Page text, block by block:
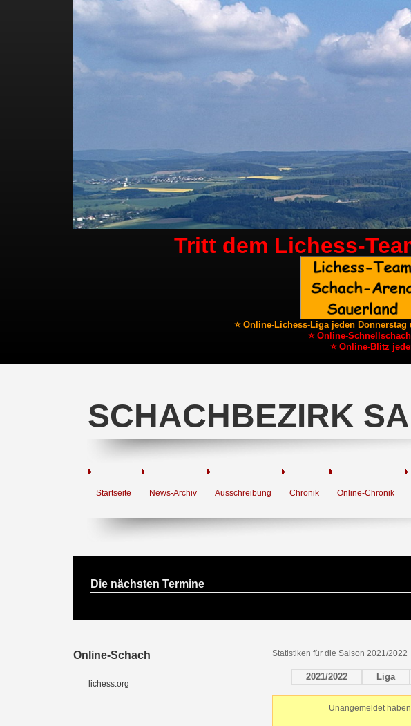
Tritt dem Lichess-
⭐ Online-Lichess-Liga jeden
⭐ Online-
⭐ Online-Blitz
SCHACHBEZIRK
Startseite News-Archiv Ausschreibung Chronik Online-Chronik
Die nächsten Termine
Online-Schach
lichess.org
Statistiken für die Saison 2021/2022
2021/2022 Liga
Unangemeldet